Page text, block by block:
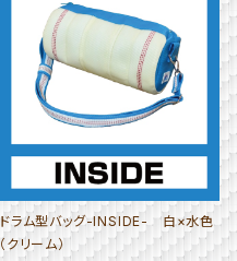
ドラム型バッグ-INSIDE- 白×水色
（クリーム）